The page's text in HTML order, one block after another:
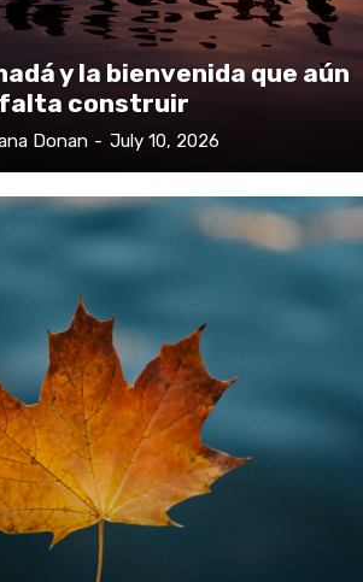
y la bienvenida que aún
falta construir
July 10, 2026